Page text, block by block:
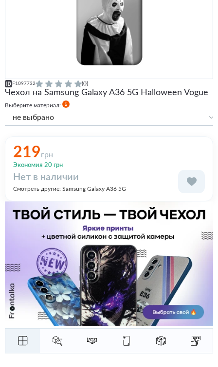
F1097732 (0)
Чехол на Samsung Galaxy A36 5G Halloween Vogue
Выберите материал:
не выбрано
Силиконовый с бортами
Premium
Premium with MagSafe
219грн
Экономия 20 грн
Нет в наличии
Смотреть другие: Samsung Galaxy A36 5G